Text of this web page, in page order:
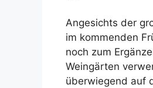
Angesichts der
im kommenden
noch zum
Weingärten
überwiegend auf